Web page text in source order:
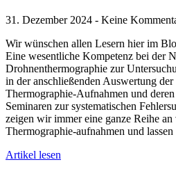
31. Dezember 2024 - Keine
Wir wünschen allen Lesern hier im
Eine wesentliche Kompetenz bei der
Drohnenthermographie zur
in der anschließenden Auswertung der
Thermographie-Aufnahmen und
Seminaren zur systematischen
zeigen wir immer eine ganze Reihe an
Thermographie-aufnahmen und
Artikel lesen